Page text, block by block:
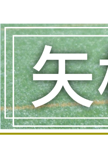
ン
テ
ン
ツ
へ
ス
キ